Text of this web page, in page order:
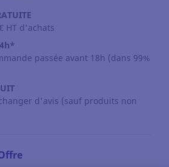
HT d'achats
passée avant 18h (dans 99%
d'avis (sauf produits non